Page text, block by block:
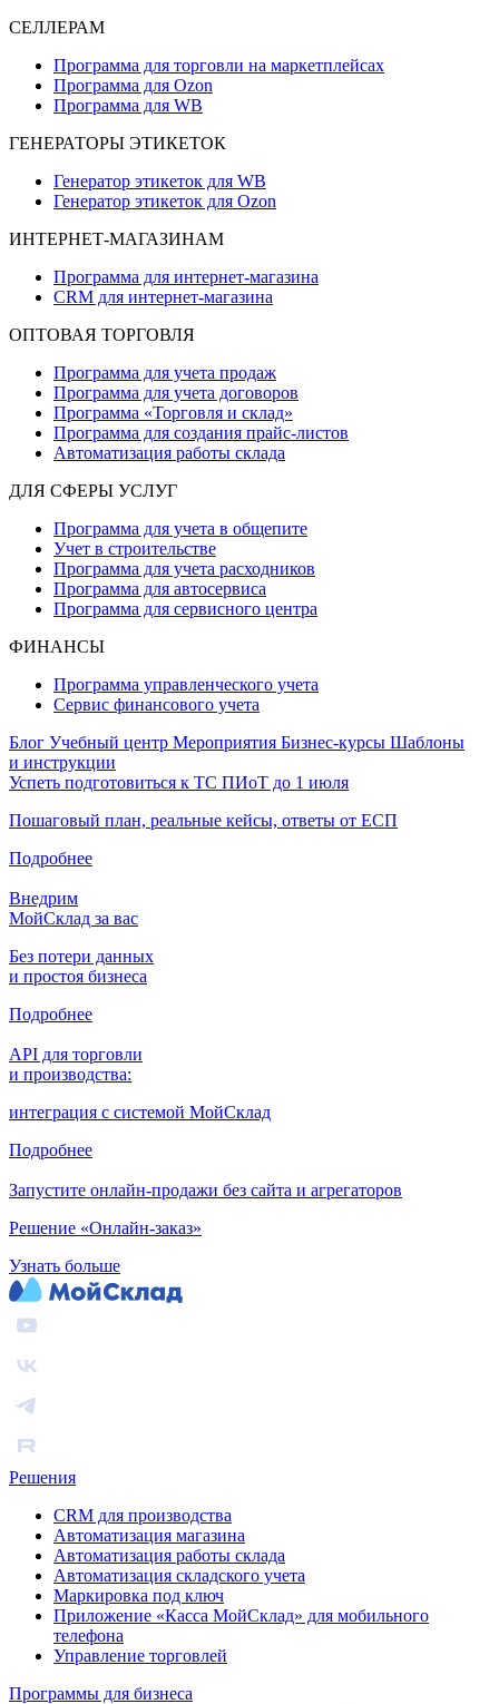
СЕЛЛЕРАМ
Программа для торговли на маркетплейсах
Программа для Ozon
Программа для WB
ГЕНЕРАТОРЫ ЭТИКЕТОК
Генератор этикеток для WB
Генератор этикеток для Ozon
ИНТЕРНЕТ-МАГАЗИНАМ
Программа для интернет-магазина
CRM для интернет-магазина
ОПТОВАЯ ТОРГОВЛЯ
Программа для учета продаж
Программа для учета договоров
Программа «Торговля и склад»
Программа для создания прайс‑листов
Автоматизация работы склада
ДЛЯ СФЕРЫ УСЛУГ
Программа для учета в общепите
Учет в строительстве
Программа для учета расходников
Программа для автосервиса
Программа для сервисного центра
ФИНАНСЫ
Программа управленческого учета
Сервис финансового учета
Блог Учебный центр Мероприятия Бизнес-курсы Шаблоны
и инструкции
Успеть подготовиться к ТС ПИоТ до 1 июля
Пошаговый план, реальные кейсы, ответы от ЕСП
Подробнее
Внедрим
МойСклад за вас
Без потери данных
и простоя бизнеса
Подробнее
API для торговли
и производства:
интеграция с системой МойСклад
Подробнее
Запустите онлайн-продажи без сайта и агрегаторов
Решение «Онлайн-заказ»
Узнать больше
Решения
CRM для производства
Автоматизация магазина
Автоматизация работы склада
Автоматизация складского учета
Маркировка под ключ
Приложение «Касса МойСклад» для мобильного
телефона
Управление торговлей
Программы для бизнеса